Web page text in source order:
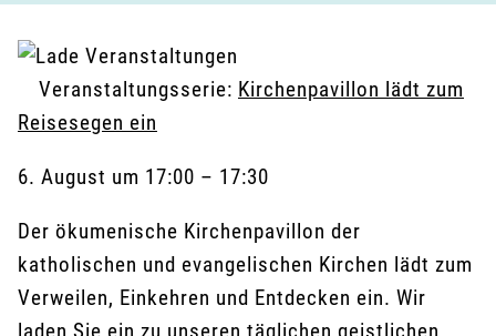
Veranstaltungsserie: Kirchenpavillon lädt zum
Reisesegen ein
6. August um 17:00 – 17:30
Der ökumenische Kirchenpavillon der
katholischen und evangelischen Kirchen lädt zum
Verweilen, Einkehren und Entdecken ein. Wir
laden Sie ein zu unseren täglichen geistlichen